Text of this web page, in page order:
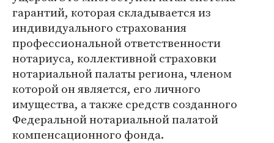
гарантий, которая складывается из
индивидуального страхования
профессиональной ответственности
нотариуса, коллективной страховки
нотариальной палаты региона, членом
которой он является, его личного
имущества, а также средств созданного
Федеральной нотариальной палатой
компенсационного фонда.